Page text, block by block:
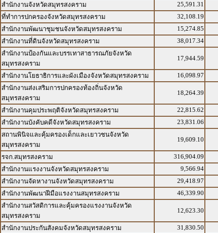
สำนักงานจังหวัดสมุทรสงคราม
25,591.31
ที่ทำการปกครองจังหวัดสมุทรสงคราม
32,108.19
สำนักงานพัฒนาชุมชนจังหวัดสมุทรสงคราม
15,274.85
สำนักงานที่ดินจังหวัดสมุทรสงคราม
38,017.34
สำนักงานป้องกันและบรรเทาสาธารณภัยจังหวัด
สมุทรสงคราม
17,944.59
สำนักงานโยธาธิการและผังเมืองจังหวัดสมุทรสงคราม
16,098.97
สำนักงานส่งเสริมการปกครองท้องถิ่นจังหวัด
สมุทรสงคราม
18,264.39
สำนักงานคุมประพฤติจังหวัดสมุทรสงคราม
22,815.62
สำนักงานบังคับคดีจังหวัดสมุทรสงคราม
23,831.06
สถานพินิจและคุ้มครองเด็กและเยาวชนจังหวัด
สมุทรสงคราม
19,609.10
รจก.สมุทรสงคราม
316,904.09
สำนักงานแรงงานจังหวัดสมุทรสงคราม
9,566.94
สำนักงานจัดหางานจังหวัดสมุทรสงคราม
29,418.97
สำนักงานพัฒนาฝีมือแรงงานสมุทรสงคราม
46,339.90
สำนักงานสวัสดิการและคุ้มครองแรงงานจังหวัด
สมุทรสงคราม
12,623.30
สำนักงานประกันสังคมจังหวัดสมุทรสงคราม
31,830.50